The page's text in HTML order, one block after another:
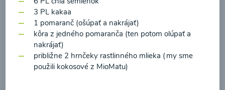
Brokolicové cappuccino
00:25
3 PL kakaa
1 pomaranč (ošúpať a nakrájať)
kôra z jedného pomaranča (ten potom olúpať a
nakrájať)
približne 2 hrnčeky rastlinného mlieka (my sme
použili kokosové z MioMatu)
prečítal(a)informácie o Ochrane osobných
údajova súhlasím s nimi.
Súhlasím